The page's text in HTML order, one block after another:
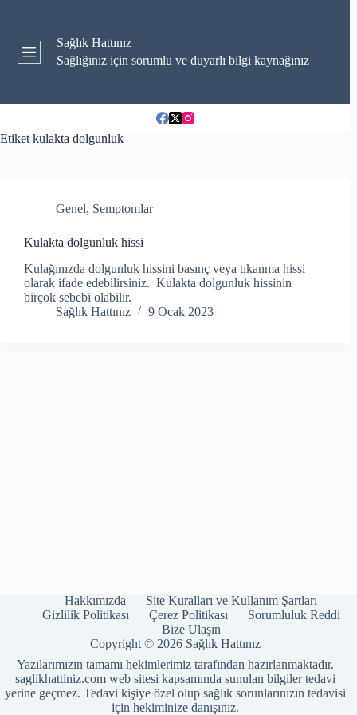
Sağlık Hattınız
Sağlığınız için sorumlu ve duyarlı bilgi kaynağınız
Etiket kulakta dolgunluk
Genel, Semptomlar
Kulakta dolgunluk hissi
Kulağınızda dolgunluk hissini basınç veya tıkanma hissi
olarak ifade edebilirsiniz. Kulakta dolgunluk hissinin
birçok sebebi olabilir.
Sağlık Hattınız
9 Ocak 2023
Hakkımızda
Site Kuralları ve Kullanım Şartları
Gizlilik Politikası
Çerez Politikası
Sorumluluk Reddi
Bize Ulaşın
Copyright © 2026 Sağlık Hattınız
Yazılarımızın tamamı hekimlerimiz tarafından hazırlanmaktadır.
saglikhattiniz.com web sitesi kapsamında sunulan bilgiler tedavi
yerine geçmez. Tedavi kişiye özel olup sağlık sorunlarınızın tedavisi
için hekiminize danışınız.